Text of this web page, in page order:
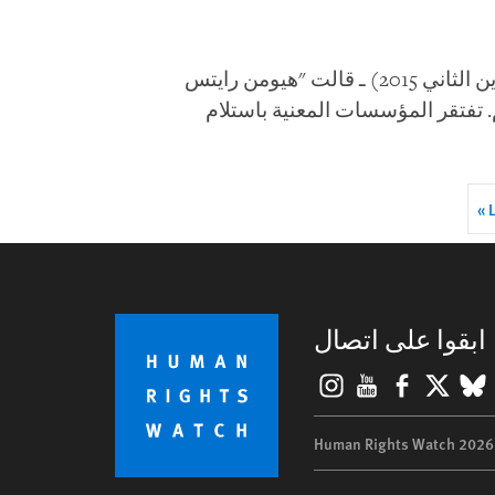
الضمانات الجديدة للقضاء على سوء المعاملة تنقصها الاستقلالية (بيروت، 23 نوفمبر/تشرين الثاني 2015) ـ قالت "هيومن رايتس
المؤسسات المعنية باستلام
ابقوا على اتصال
BlueSky
X
Facebook
YouTube
Instagram